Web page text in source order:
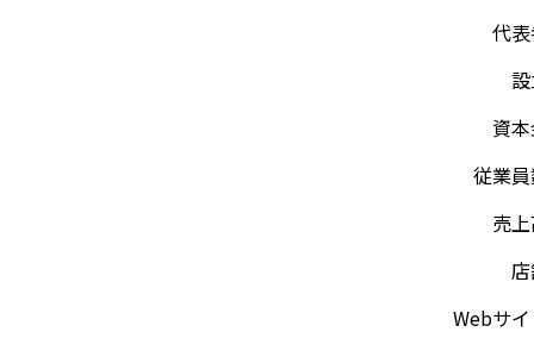
代
資
従業
売
Webサ